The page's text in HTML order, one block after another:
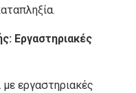
Εργαστηριακές
εργαστηριακές